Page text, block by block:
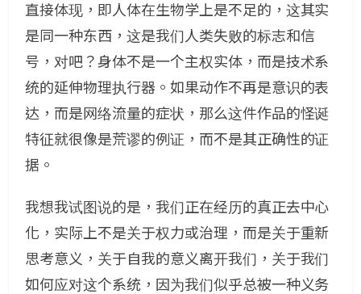
直接体现，即人体在生物学上是不足的，这其实
是同一种东西，这是我们人类失败的标志和信
号，对吧？身体不是一个主权实体，而是技术系
统的延伸物理执行器。如果动作不再是意识的表
达，而是网络流量的症状，那么这件作品的怪诞
特征就很像是荒谬的例证，而不是其正确性的证
据。
我想我试图说的是，我们正在经历的真正去中心
化，实际上不是关于权力或治理，而是关于重新
思考意义，关于自我的意义离开我们，关于我们
如何应对这个系统，因为我们似乎总被一种义务